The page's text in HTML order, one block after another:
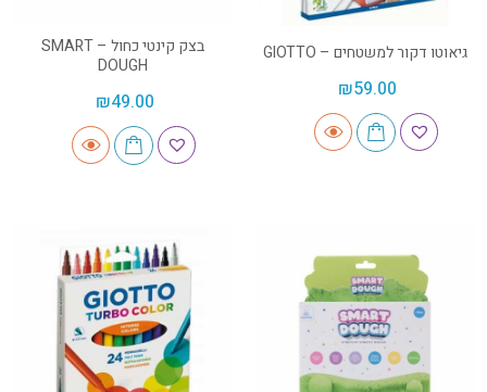
גיאוטו דקור למשטחים – GIOTTO
₪59.00
בצק קינטי כחול – SMART
DOUGH
₪49.00